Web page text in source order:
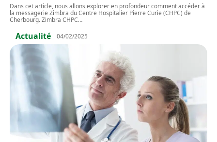
Dans cet article, nous allons explorer en profondeur comment accéder à
la messagerie Zimbra du Centre Hospitalier Pierre Curie (CHPC) de
Cherbourg. Zimbra CHPC…
Actualité 04/02/2025